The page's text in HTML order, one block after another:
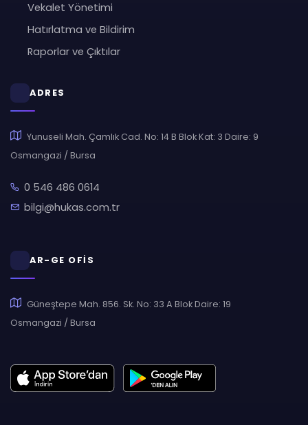
Vekalet Yönetimi
Hatırlatma ve Bildirim
Raporlar ve Çıktılar
ADRES
Yunuseli Mah. Çamlık Cad. No: 14 B Blok Kat: 3 Daire: 9
Osmangazi / Bursa
0 546 486 0614
bilgi@hukas.com.tr
AR-GE OFİS
Güneştepe Mah. 856. Sk. No: 33 A Blok Daire: 19
Osmangazi / Bursa